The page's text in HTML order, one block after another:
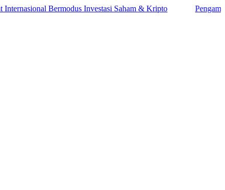
Bermodus Investasi Saham & Kripto Pengamat